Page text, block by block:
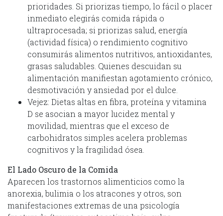
prioridades. Si priorizas tiempo, lo fácil o placer
inmediato elegirás comida rápida o
ultraprocesada; si priorizas salud, energía
(actividad física) o rendimiento cognitivo
consumirás alimentos nutritivos, antioxidantes,
grasas saludables. Quienes descuidan su
alimentación manifiestan agotamiento crónico,
desmotivación y ansiedad por el dulce.
Vejez: Dietas altas en fibra, proteína y vitamina
D se asocian a mayor lucidez mental y
movilidad, mientras que el exceso de
carbohidratos simples acelera problemas
cognitivos y la fragilidad ósea.
El Lado Oscuro de la Comida
Aparecen los trastornos alimenticios como la
anorexia, bulimia o los atracones y otros, son
manifestaciones extremas de una psicología